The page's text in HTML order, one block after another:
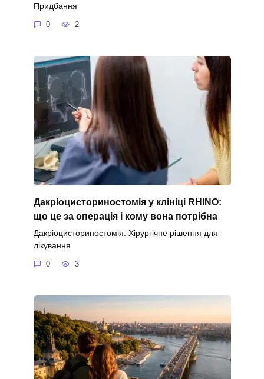
Придбання
0 2
Дакріоцисториностомія у клініці RHINO:
що це за операція і кому вона потрібна
Дакріоцисториностомія: Хірургічне рішення для
лікування
0 3